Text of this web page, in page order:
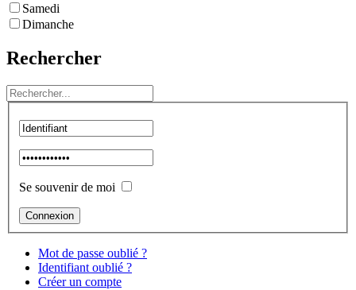
Samedi
Dimanche
Rechercher
Se souvenir de moi
Mot de passe oublié ?
Identifiant oublié ?
Créer un compte